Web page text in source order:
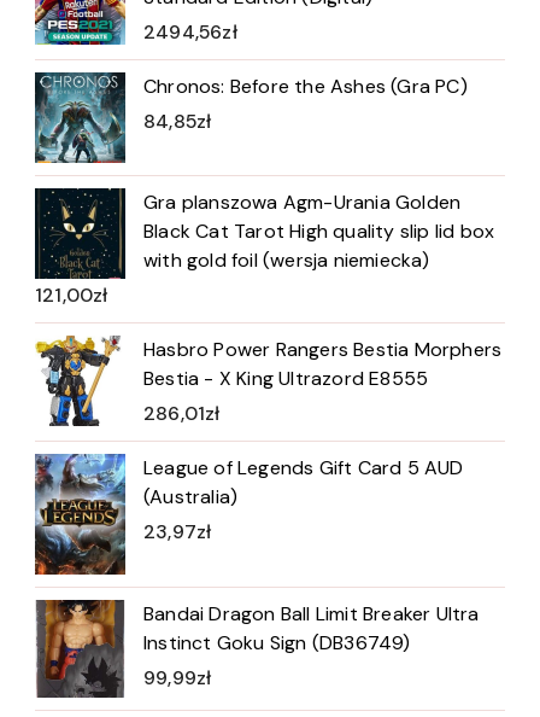
2494,56zł
Chronos: Before the Ashes (Gra PC)
84,85zł
Gra planszowa Agm-Urania Golden
Black Cat Tarot High quality slip lid box
with gold foil (wersja niemiecka)
121,00zł
Hasbro Power Rangers Bestia Morphers
Bestia - X King Ultrazord E8555
286,01zł
League of Legends Gift Card 5 AUD
(Australia)
23,97zł
Bandai Dragon Ball Limit Breaker Ultra
Instinct Goku Sign (DB36749)
99,99zł